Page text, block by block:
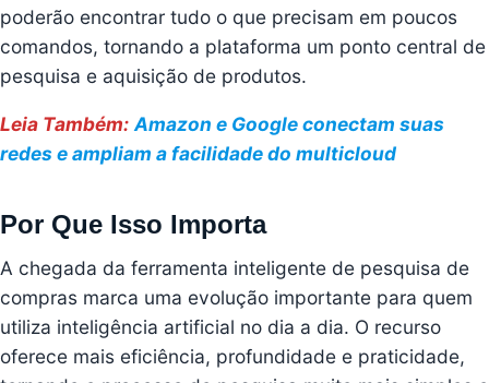
poderão encontrar tudo o que precisam em poucos
comandos, tornando a plataforma um ponto central de
pesquisa e aquisição de produtos.
Leia Também: Amazon e Google conectam suas
redes e ampliam a facilidade do multicloud
Por Que Isso Importa
A chegada da ferramenta inteligente de pesquisa de
compras marca uma evolução importante para quem
utiliza inteligência artificial no dia a dia. O recurso
oferece mais eficiência, profundidade e praticidade,